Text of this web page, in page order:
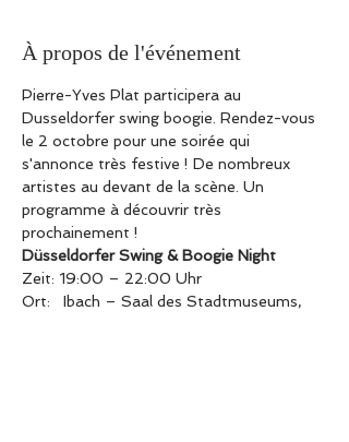
À propos de l'événement
Pierre-Yves Plat participera au
Dusseldorfer swing boogie. Rendez-vous
le 2 octobre pour une soirée qui
s'annonce très festive ! De nombreux
artistes au devant de la scène. Un
programme à découvrir très
prochainement !
Düsseldorfer Swing & Boogie Night
Zeit: 19:00 – 22:00 Uhr
Ort:   Ibach – Saal des Stadtmuseums,